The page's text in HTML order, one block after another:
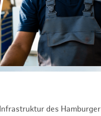
des Hamburger